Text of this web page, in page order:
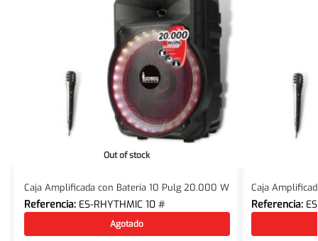
Out of stock
Caja Amplificada con Batería 10 Pulg 20.000 W
Referencia: ES-RHYTHMIC 10 #
Agotado
Caja
Referencia: